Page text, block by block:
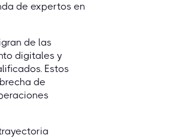
de expertos en
de las
digitales y
Estos
de